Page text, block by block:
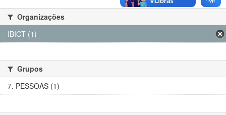
Organizações
IBICT (1)
Grupos
7. PESSOAS (1)